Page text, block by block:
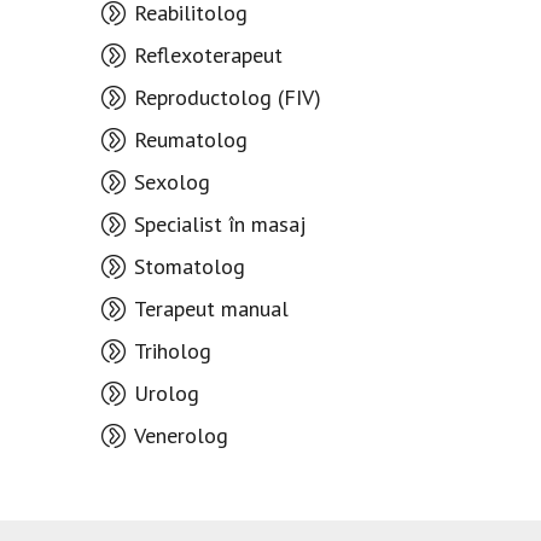
Reabilitolog
Reflexoterapeut
Reproductolog (FIV)
Reumatolog
Sexolog
Specialist în masaj
Stomatolog
Terapeut manual
Triholog
Urolog
Venerolog